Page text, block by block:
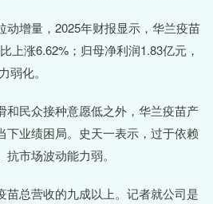
增量，2025年财报显示，华兰疫苗
上涨6.62%；归母净利润1.83亿元，
弱化。
民众接种意愿低之外，华兰疫苗产
下业绩困局。史天一表示，过于依赖
市场波动能力弱。
总营收的九成以上。记者就公司是